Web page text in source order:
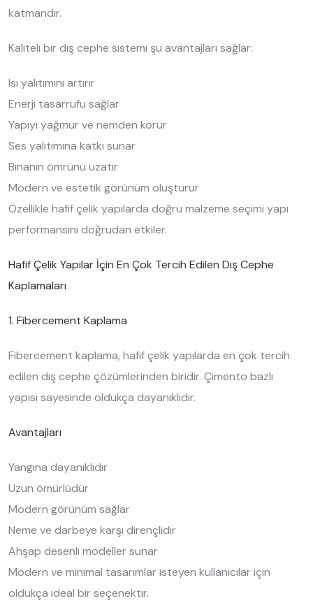
katmandır.
Kaliteli bir dış cephe sistemi şu avantajları sağlar:
Isı yalıtımını artırır
Enerji tasarrufu sağlar
Yapıyı yağmur ve nemden korur
Ses yalıtımına katkı sunar
Binanın ömrünü uzatır
Modern ve estetik görünüm oluşturur
Özellikle hafif çelik yapılarda doğru malzeme seçimi yapı
performansını doğrudan etkiler.
Hafif Çelik Yapılar İçin En Çok Tercih Edilen Dış Cephe
Kaplamaları
1. Fibercement Kaplama
Fibercement kaplama, hafif çelik yapılarda en çok tercih
edilen dış cephe çözümlerinden biridir. Çimento bazlı
yapısı sayesinde oldukça dayanıklıdır.
Avantajları
Yangına dayanıklıdır
Uzun ömürlüdür
Modern görünüm sağlar
Neme ve darbeye karşı dirençlidir
Ahşap desenli modeller sunar
Modern ve minimal tasarımlar isteyen kullanıcılar için
oldukça ideal bir seçenektir.